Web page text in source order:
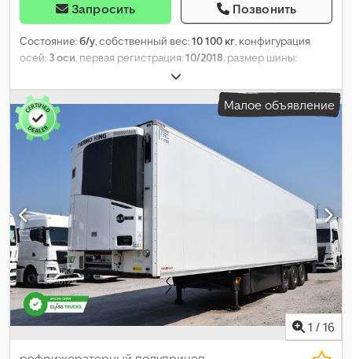
Запросить Позвонить
Состояние:б/у, собственный вес:10 100 кг, конфигурация
осей: 3 оси, первая регистрация:10/2018, размер шины:
2018, Оборудование:
Малое объявление
1 / 16